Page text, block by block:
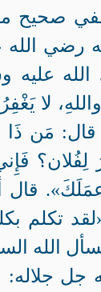
ففي صحيح
رضي
الله
لا
قال: مَن
لِفُلان؟
قال
تكلم
الله
جل